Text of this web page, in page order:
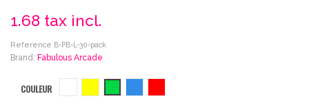
1.68 tax incl.
Reference B-PB-L-30-pack
Brand: Fabulous Arcade
COULEUR